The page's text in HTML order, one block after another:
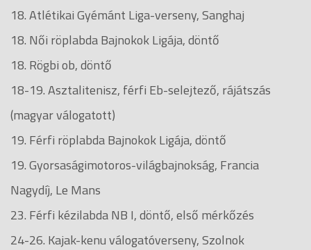
18. Atlétikai Gyémánt Liga-verseny, Sanghaj
18. Női röplabda Bajnokok Ligája, döntő
18. Rögbi ob, döntő
18-19. Asztalitenisz, férfi Eb-selejtező, rájátszás
(magyar válogatott)
19. Férfi röplabda Bajnokok Ligája, döntő
19. Gyorsaságimotoros-világbajnokság, Francia
Nagydíj, Le Mans
23. Férfi kézilabda NB I, döntő, első mérkőzés
24-26. Kajak-kenu válogatóverseny, Szolnok